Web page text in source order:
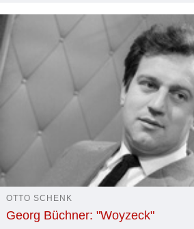
OTTO SCHENK
Georg Büchner: "Woyzeck"